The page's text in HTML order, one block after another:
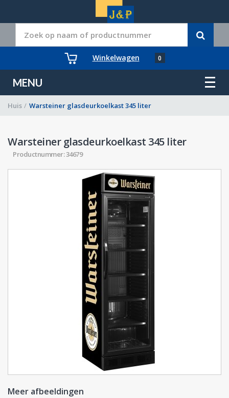
Winkelwagen 0
MENU
Huis / Warsteiner glasdeurkoelkast 345 liter
Warsteiner glasdeurkoelkast 345 liter
Productnummer: 34679
Meer afbeeldingen